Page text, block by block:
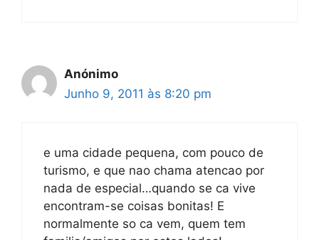
Anónimo
Junho 9, 2011 às 8:20 pm
e uma cidade pequena, com pouco de
turismo, e que nao chama atencao por
nada de especial…quando se ca vive
encontram-se coisas bonitas! E
normalmente so ca vem, quem tem